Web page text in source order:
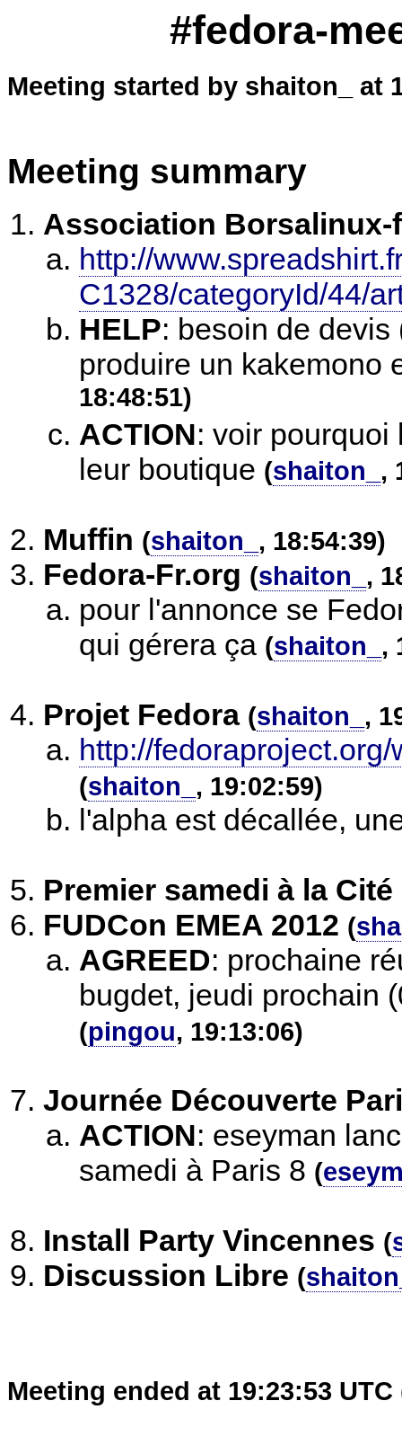
#fedora-
Meeting started by shaiton_ at
Meeting summary
Association Borsalinux-
http://
C1328/categoryId/44/
HELP: besoin de devis
produire un kakemono
18:48:51)
ACTION: voir pourquoi
leur boutique (shaiton_ ,
Muffin (shaiton_ , 18:54:39)
Fedora-Fr.org (shaiton_ ,
pour l'annonce se
qui gérera ça (shaiton_ ,
Projet Fedora (shaiton_ ,
http://
(shaiton_ , 19:02:59)
l'alpha est décallée,
Premier samedi à la
FUDCon EMEA 2012 (
AGREED: prochaine
bugdet, jeudi prochain
(pingou, 19:13:06)
Journée Découverte
ACTION: eseyman
samedi à Paris 8 (
Install Party Vincennes (
Discussion Libre (
Meeting ended at 19:23:53 UTC